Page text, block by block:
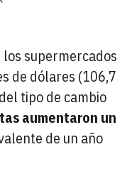
supermercados
de dólares (106,7
tipo de cambio
aumentaron un
de un año